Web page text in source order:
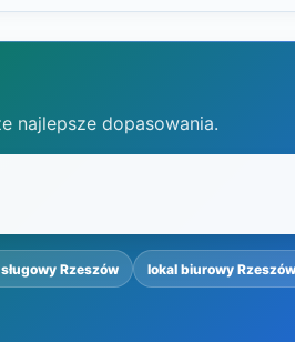
najlepsze dopasowania.
Rzeszów lokal biurowy